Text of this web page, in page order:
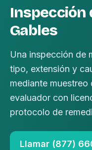
Inspección
Gables
Una inspección de
tipo, extensión y
mediante
evaluador con
protocolo de
Llamar (877)